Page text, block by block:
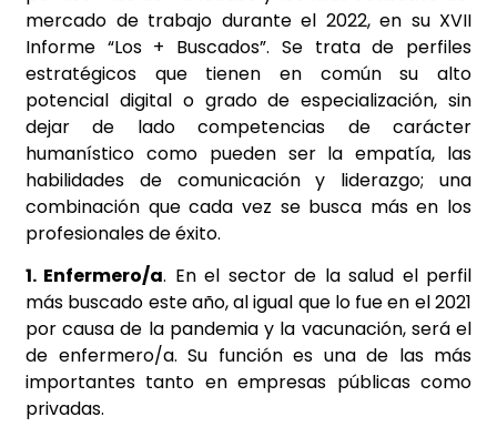
mercado de trabajo durante el 2022, en su XVII
Informe “Los + Buscados”. Se trata de perfiles
estratégicos que tienen en común su alto
potencial digital o grado de especialización, sin
dejar de lado competencias de carácter
humanístico como pueden ser la empatía, las
habilidades de comunicación y liderazgo; una
combinación que cada vez se busca más en los
profesionales de éxito.
1. Enfermero/a. En el sector de la salud el perfil
más buscado este año, al igual que lo fue en el 2021
por causa de la pandemia y la vacunación, será el
de enfermero/a. Su función es una de las más
importantes tanto en empresas públicas como
privadas.